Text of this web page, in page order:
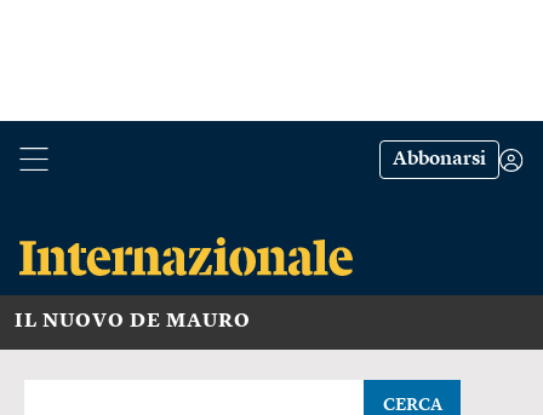
Abbonarsi
IL NUOVO DE MAURO
CERCA